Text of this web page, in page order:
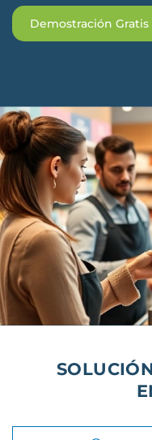
Demostración Gratis